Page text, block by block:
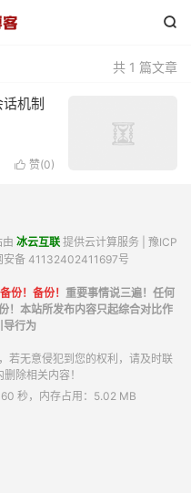

共 1 篇文章
机制
 赞(0)
由 冰云互联提供云计算服务 | 豫ICP
安备 41132402411697号
份！备份！ 重要事情说三遍！任何
！本站所发布内容只起综合对比作
导行为
若无意侵犯到您的权利，请及时联
除相关内容！
秒，内存占用：5.02 MB